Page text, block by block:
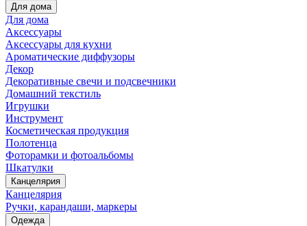
Для дома
Для дома
Аксессуары
Аксессуары для кухни
Ароматические диффузоры
Декор
Декоративные свечи и подсвечники
Домашний текстиль
Игрушки
Инструмент
Косметическая продукция
Полотенца
Фоторамки и фотоальбомы
Шкатулки
Канцелярия
Канцелярия
Ручки, карандаши, маркеры
Одежда